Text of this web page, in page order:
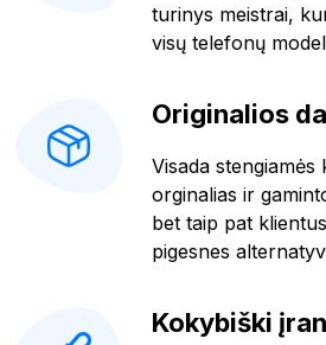
turinys meistrai,
visų telefonų
Originalios
Visada
orginalias ir
bet taip pat
pigesnes
Kokybiški